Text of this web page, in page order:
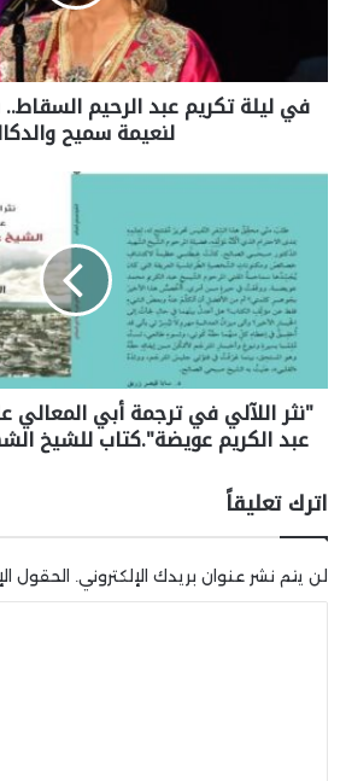
في ليلة تكريم عبد الرحيم
لنعيمة سميح
"نثر اللآلي في ترجمة أبي المعالي
عبد الكريم عويضة".كتاب للشيخ
اترك تعليقاً
لن يتم نشر عنوان بريدك الإلكتروني. الحقول